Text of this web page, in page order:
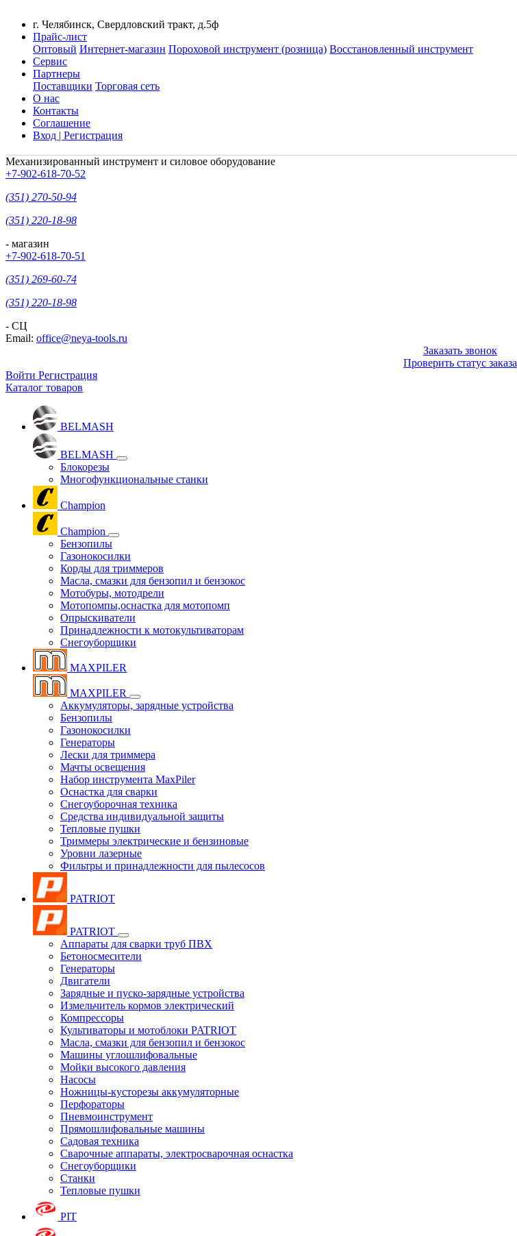
г. Челябинск, Свердловский тракт, д.5ф
Прайс-лист
Оптовый Интернет-магазин Пороховой инструмент (розница) Восстановленный инструмент
Сервис
Партнеры
Поставщики Торговая сеть
О нас
Контакты
Соглашение
Вход | Регистрация
Механизированный инструмент и силовое оборудование
+7-902-618-70-52
(351) 270-50-94
(351) 220-18-98
- магазин
+7-902-618-70-51
(351) 269-60-74
(351) 220-18-98
- СЦ
Email: office@neya-tools.ru
Заказать звонок
Проверить статус заказа
Войти Регистрация
Каталог товаров
BELMASH
BELMASH
Блокорезы
Многофункциональные станки
Champion
Champion
Бензопилы
Газонокосилки
Корды для триммеров
Масла, смазки для бензопил и бензокос
Мотобуры, мотодрели
Мотопомпы,оснастка для мотопомп
Опрыскиватели
Принадлежности к мотокультиваторам
Снегоуборщики
MAXPILER
MAXPILER
Аккумуляторы, зарядные устройства
Бензопилы
Газонокосилки
Генераторы
Лески для триммера
Мачты освещения
Набор инструмента MaxPiler
Оснастка для сварки
Снегоуборочная техника
Средства индивидуальной защиты
Тепловые пушки
Триммеры электрические и бензиновые
Уровни лазерные
Фильтры и принадлежности для пылесосов
PATRIOT
PATRIOT
Аппараты для сварки труб ПВХ
Бетоносмесители
Генераторы
Двигатели
Зарядные и пуско-зарядные устройства
Измельчитель кормов электрический
Компрессоры
Культиваторы и мотоблоки PATRIOT
Масла, смазки для бензопил и бензокос
Машины углошлифовальные
Мойки высокого давления
Насосы
Ножницы-кусторезы аккумуляторные
Перфораторы
Пневмоинструмент
Прямошлифовальные машины
Садовая техника
Сварочные аппараты, электросварочная оснастка
Снегоуборщики
Станки
Тепловые пушки
PIT